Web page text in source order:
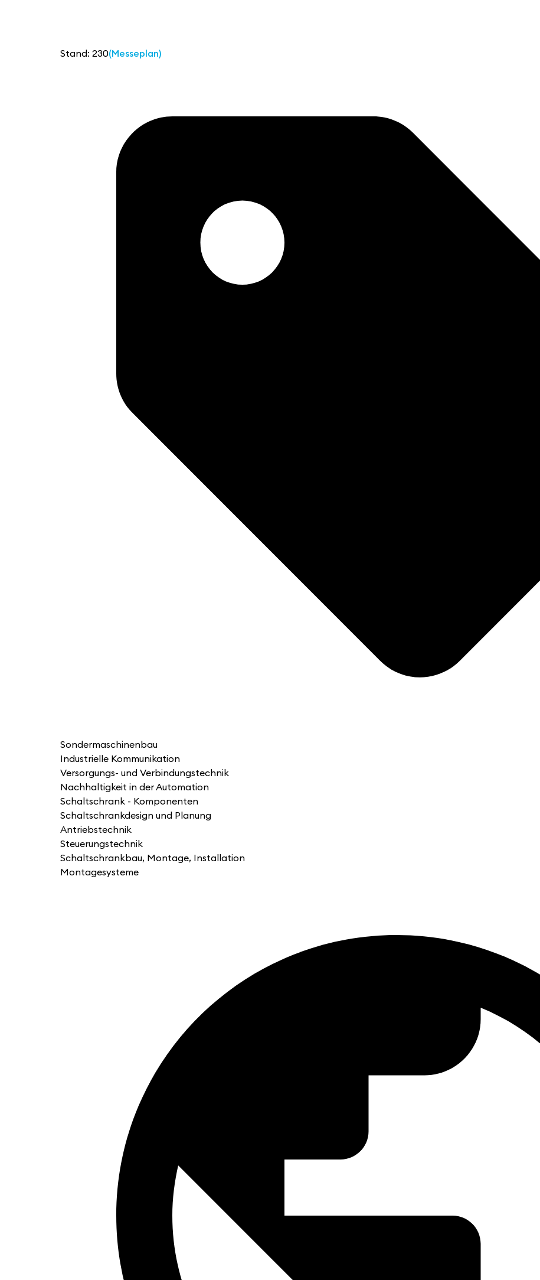
Stand: 230(Messeplan)
Sondermaschinenbau
Industrielle Kommunikation
Versorgungs- und Verbindungstechnik
Nachhaltigkeit in der Automation
Schaltschrank - Komponenten
Schaltschrankdesign und Planung
Antriebstechnik
Steuerungstechnik
Schaltschrankbau, Montage, Installation
Montagesysteme